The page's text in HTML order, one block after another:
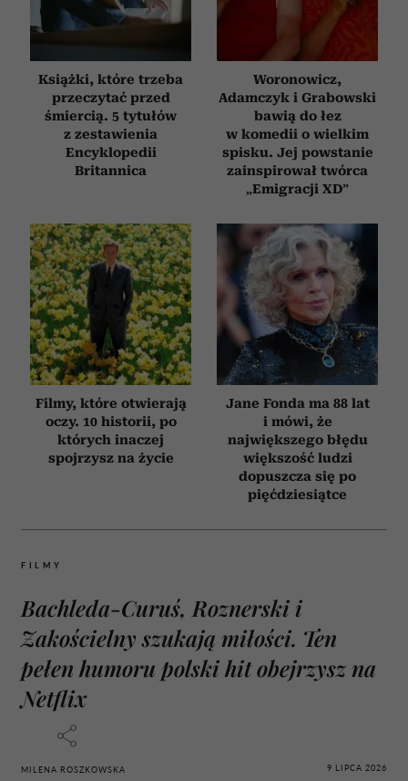
Książki, które trzeba
przeczytać przed
śmiercią. 5 tytułów
z zestawienia
Encyklopedii
Britannica
Woronowicz,
Adamczyk i Grabowski
bawią do łez
w komedii o wielkim
spisku. Jej powstanie
zainspirował twórca
„Emigracji XD”
Filmy, które otwierają
oczy. 10 historii, po
których inaczej
spojrzysz na życie
Jane Fonda ma 88 lat
i mówi, że
największego błędu
większość ludzi
dopuszcza się po
pięćdziesiątce
FILMY
Bachleda-Curuś, Roznerski i
Zakościelny szukają miłości. Ten
pełen humoru polski hit obejrzysz na
Netflix
MILENA ROSZKOWSKA 9 LIPCA 2026